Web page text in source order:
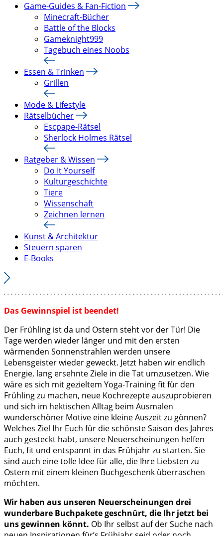
Game-Guides & Fan-Fiction
Minecraft-Bücher
Battle of the Blocks
Gameknight999
Tagebuch eines Noobs
Essen & Trinken
Grillen
Mode & Lifestyle
Rätselbücher
Escpape-Rätsel
Sherlock Holmes Rätsel
Ratgeber & Wissen
Do It Yourself
Kulturgeschichte
Tiere
Wissenschaft
Zeichnen lernen
Kunst & Architektur
Steuern sparen
E-Books
Das Gewinnspiel ist beendet!
Der Frühling ist da und Ostern steht vor der Tür! Die
Tage werden wieder länger und mit den ersten
wärmenden Sonnenstrahlen werden unsere
Lebensgeister wieder geweckt. Jetzt haben wir endlich
Energie, lang ersehnte Ziele in die Tat umzusetzen. Wie
wäre es sich mit gezieltem Yoga-Training fit für den
Frühling zu machen, neue Kochrezepte auszuprobieren
und sich im hektischen Alltag beim Ausmalen
wunderschöner Motive eine kleine Auszeit zu gönnen?
Welches Ziel Ihr Euch für die schönste Saison des Jahres
auch gesteckt habt, unsere Neuerscheinungen helfen
Euch, fit und entspannt in das Frühjahr zu starten. Sie
sind auch eine tolle Idee für alle, die Ihre Liebsten zu
Ostern mit einem kleinen Buchgeschenk überraschen
möchten.
Wir haben aus unseren Neuerscheinungen drei
wunderbare Buchpakete geschnürt, die Ihr jetzt bei
uns gewinnen könnt. Ob Ihr selbst auf der Suche nach